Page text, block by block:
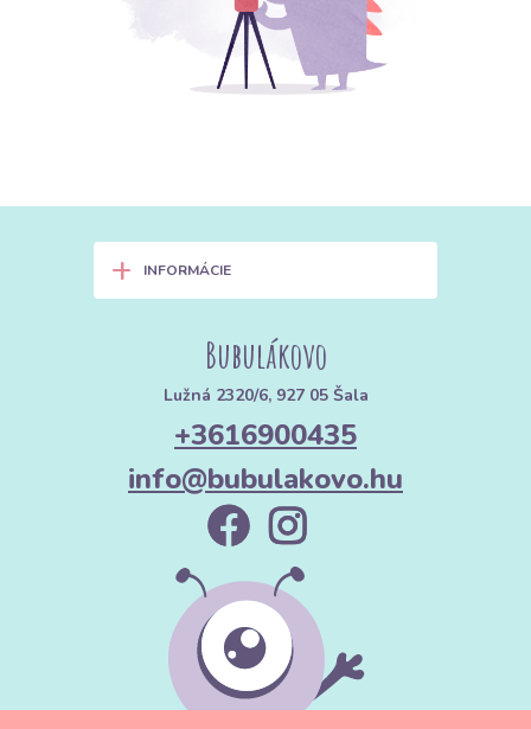
+ INFORMÁCIE
Bubulákovo
Lužná 2320/6, 927 05 Šala
+3616900435
info@bubulakovo.hu